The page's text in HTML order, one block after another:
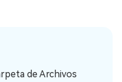
de Archivos